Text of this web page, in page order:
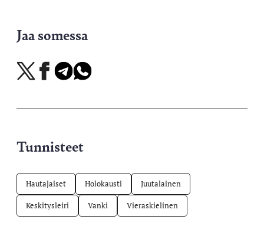
Jaa somessa
Jaa
X-
Jaa
Facebookissa
Jaa
Telegramissa
Jaa
WhatsAppissa
Tunnisteet
Hautajaiset Holokausti Juutalainen
Keskitysleiri Vanki Vieraskielinen